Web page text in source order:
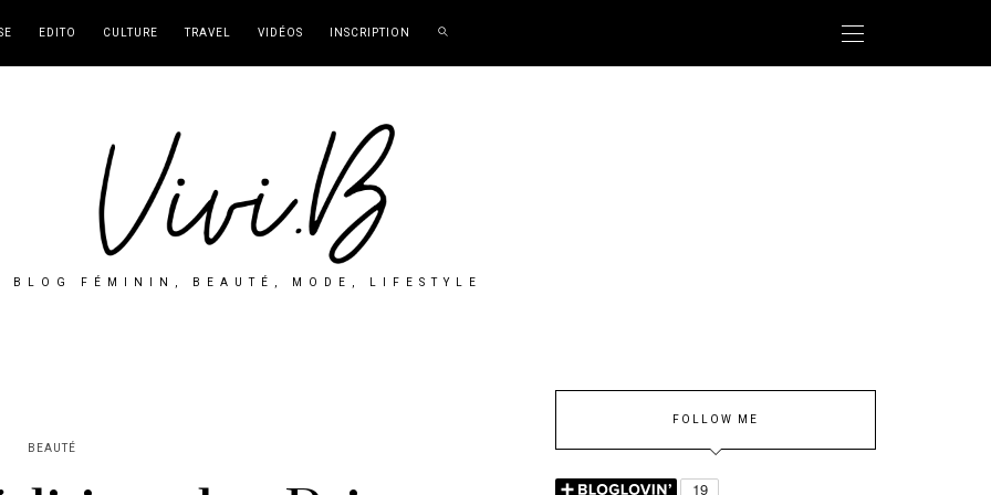
EDITO CULTURE TRAVEL VIDÉOS INSCRIPTION
BLOG FÉMININ, BEAUTÉ, MODE, LIFESTYLE
BEAUTÉ
FOLLOW ME